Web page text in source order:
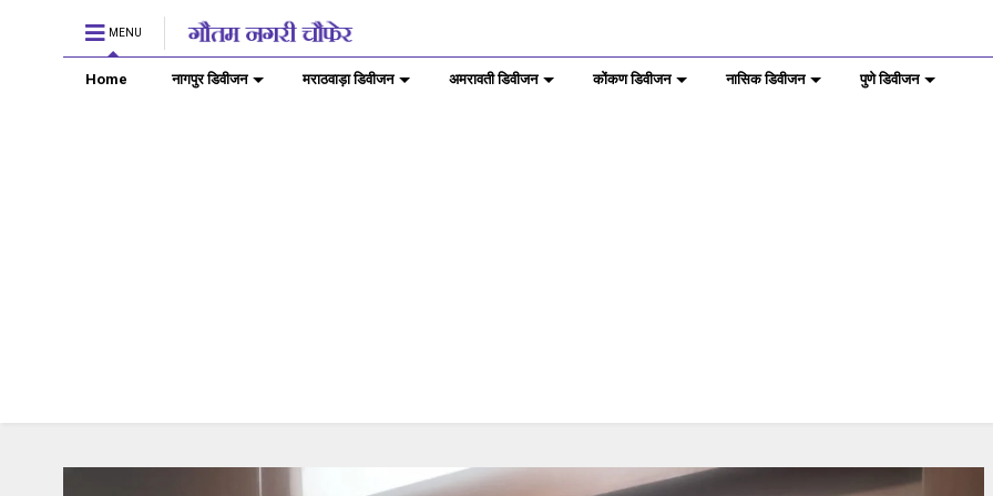
MENU
Home नागपुर डिवीजन मराठवाड़ा डिवीजन अमरावती डिवीजन कोंकण डिवीजन नासिक डिवीजन पुणे डिवीजन